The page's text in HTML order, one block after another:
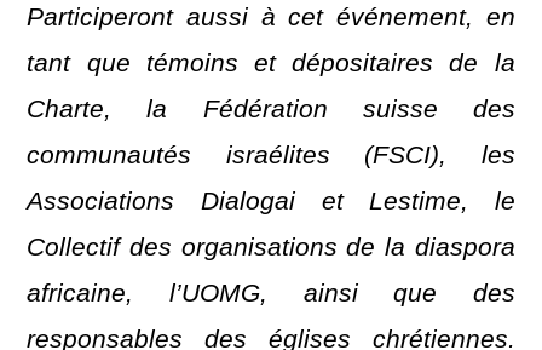
Participeront aussi à cet événement, en
tant que témoins et dépositaires de la
Charte, la Fédération suisse des
communautés israélites (FSCI), les
Associations Dialogai et Lestime, le
Collectif des organisations de la diaspora
africaine, l’UOMG, ainsi que des
responsables des églises chrétiennes.